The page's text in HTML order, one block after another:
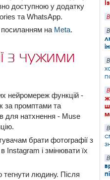
доступною у додатку
та WhatsApp.
посиланням на Meta.
з чужими
нейромереж функцій -
за промптами та
для натхнення - Muse
брати фотографії з
Instagram і змінювати їх
людину. Після